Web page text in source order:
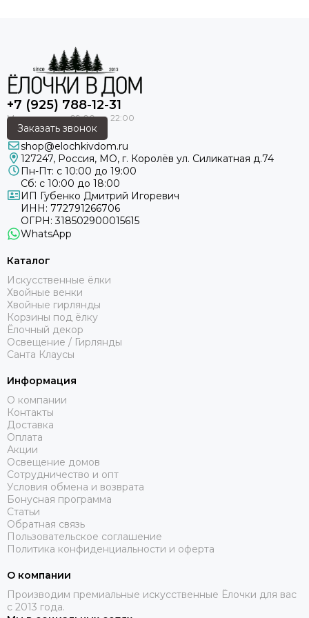
КОМБИНИРОВАННЫЕ ВЕТВИ -
ГАРМОНИЯ КРАСОТЫ И ЭКОНОМИИ
Наши елки сочетают в себе лучшее: реалистичность,
легкость и выгодную цену.
✔Натуральный вид
ели.
✔Объем и пышность
пушистого ПВХ придает елке густоту и естественную
форму.
✔Легкий вес– комбинация материалов делает елку
удобной для транспортировки и установки.
✔Доступная цена
внешнего вида.
+7 (925) 788-12-31
Заказать звонок
shop@elochkivdom.ru
127247, Россия, МО, г. Королёв ул. Силикатная д.74
Пн-Пт: с 10:00 до 19:00
Сб: с 10:00 до 18:00
ИП Губенко Дмитрий Игоревич
ИНН: 772791266706
ОГРН: 318502900015615
WhatsApp
Каталог
Искусственные ёлки
Хвойные венки
Хвойные гирлянды
Корзины под ёлку
Ёлочный декор
Освещение / Гирлянды
Санта Клаусы
Информация
О компании
Контакты
Доставка
Оплата
Акции
Освещение домов
Сотрудничество и опт
Условия обмена и возврата
Бонусная программа
Статьи
Обратная связь
Пользовательское соглашение
Политика конфиденциальности и оферта
О компании
Производим премиальные искусственные Ёлочки для вас
с 2013 года.